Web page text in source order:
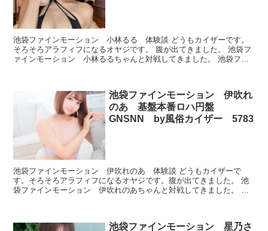
池袋ファインモーション 小林るる 体験談 どうもカイザーです。
そろそろアラフィフになるオヤジです。 腹が出てきました。 池袋フ
ァインモーション 小林るるちゃんと対戦してきました。 池袋ファ
池袋ファインモーション 伊吹れ
のあ 基盤本番ロハ円盤
GNSNN by風俗カイザー 5783
池袋ファインモーション 伊吹れのあ 体験談 どうもカイザーで
す。そろそろアラフィフになるオヤジです。腹が出てきました。 池
袋ファインモーション 伊吹れのあちゃんと対戦してきました。 池
池袋ファインモーション 星乃さ